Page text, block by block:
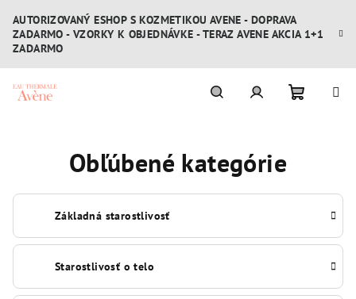
obsah
AUTORIZOVANÝ ESHOP S KOZMETIKOU AVENE - DOPRAVA
ZADARMO - VZORKY K OBJEDNÁVKE - TERAZ AVENE AKCIA 1+1
ZADARMO
Obľúbené kategórie
Základná starostlivosť
Starostlivosť o telo